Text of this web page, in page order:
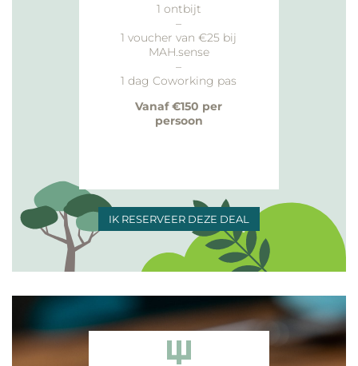
1 ontbijt
–
1 voucher van €25 bij
MAH.sense
–
1 dag Coworking pas
Vanaf €150 per
persoon
IK RESERVEER DEZE DEAL